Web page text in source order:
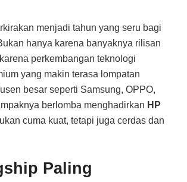
menjadi tahun yang seru bagi
hanya karena banyaknya rilisan
perkembangan teknologi
yang makin terasa lompatan
besar seperti Samsung, OPPO,
berlomba menghadirkan HP
cuma kuat, tetapi juga cerdas dan
Paling